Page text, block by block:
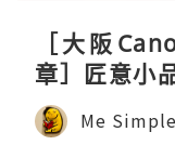
［大阪
章］匠意小
Me